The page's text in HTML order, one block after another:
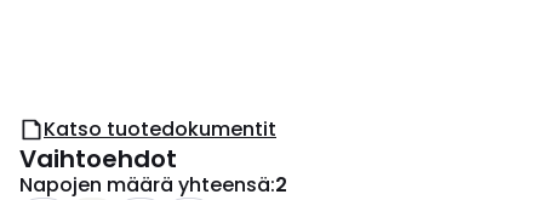
Katso tuotedokumentit
Vaihtoehdot
Napojen määrä yhteensä:2